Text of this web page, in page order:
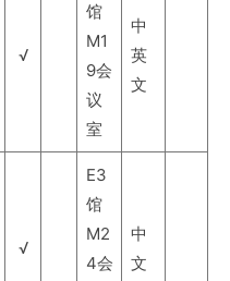
√
馆
M1
9会
议
室
中
英
文
√
E3
馆
M2
4会
中
文